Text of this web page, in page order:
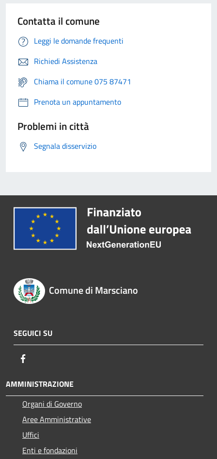
Contatta il comune
Leggi le domande frequenti
Richiedi Assistenza
Chiama il comune 075 87471
Prenota un appuntamento
Problemi in città
Segnala disservizio
Comune di Marsciano
SEGUICI SU
AMMINISTRAZIONE
Organi di Governo
Aree Amministrative
Uffici
Enti e fondazioni